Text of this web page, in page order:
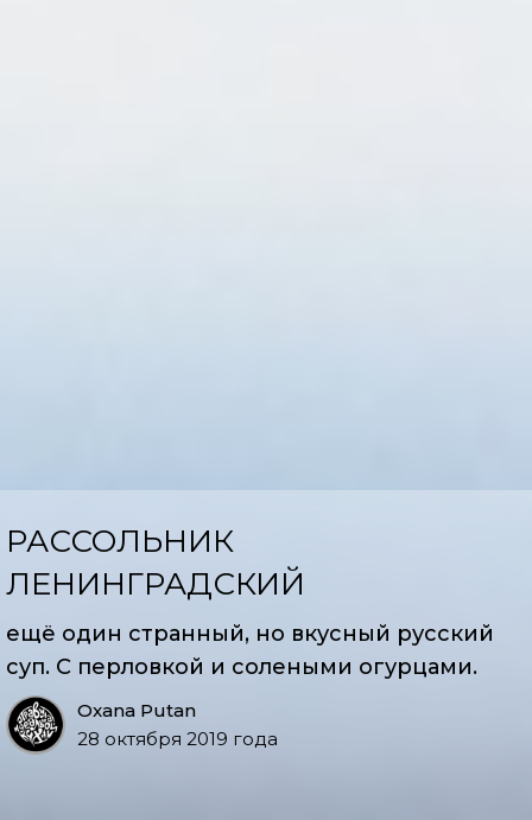
РАССОЛЬНИК
ЛЕНИНГРАДСКИЙ
ещё один странный, но вкусный русский
суп. С перловкой и солеными огурцами.
Oxana Putan
28 октября 2019 года